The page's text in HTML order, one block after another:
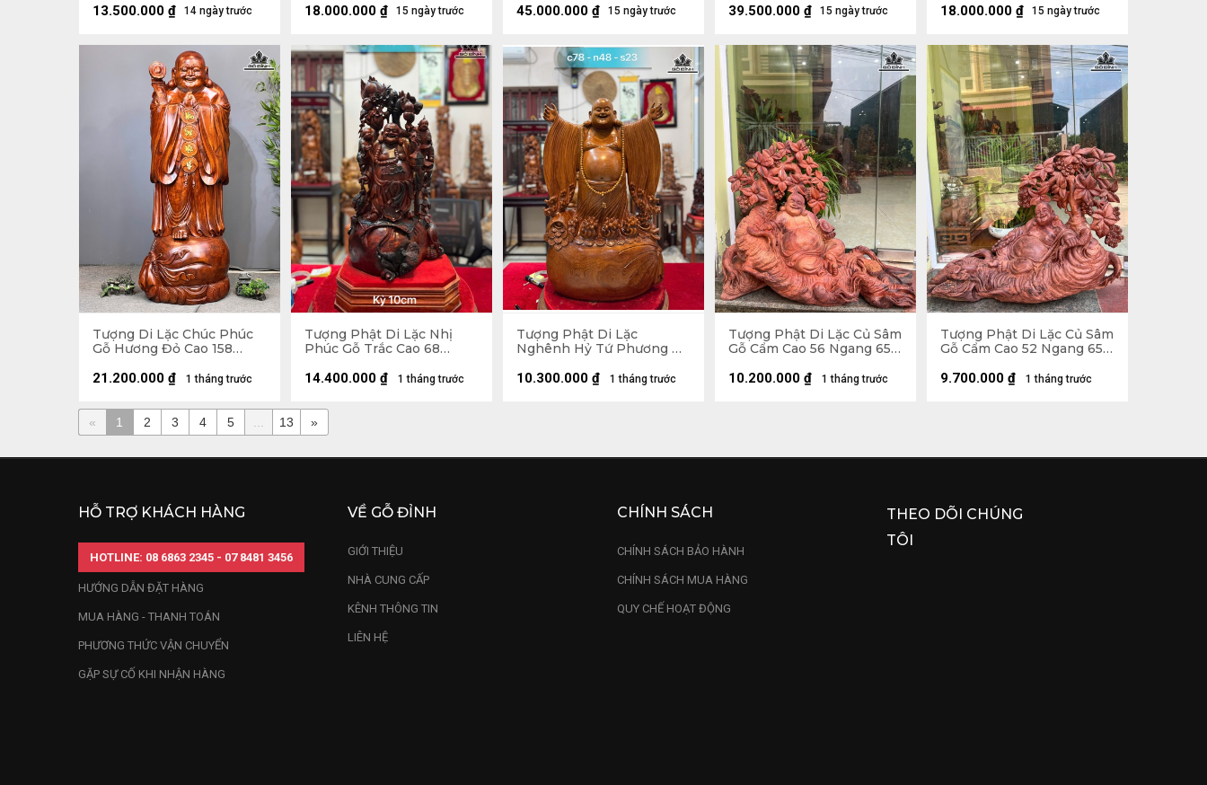
14 ngày trước
13.500.000 ₫ 15 ngày trước
18.000.000 ₫ 15 ngày trước
45.000.000 ₫ 15 ngày trước
39.500.000 ₫
50 Sâu 22 (cm)15 ngày trước
18.000.000 ₫
Tượng Di Lặc Chúc Phúc
Gỗ Hương Đỏ Cao 158
1 tháng trước
21.200.000 ₫
Tượng Phật Di Lặc Nhị
Phúc Gỗ Trắc Cao 68
1 tháng trước
14.400.000 ₫
Tượng Phật Di Lặc
Nghênh Hỷ Tứ Phương Gỗ
Sâu 23 (cm)
1 tháng trước
10.300.000 ₫
Tượng Phật Di Lặc Củ Sâm
Gỗ Cẩm Cao 56 Ngang 65
1 tháng trước
10.200.000 ₫
Tượng Phật Di Lặc Củ Sâm
Gỗ Cẩm Cao 52 Ngang 65
1 tháng trước
9.700.000 ₫
« 1 2 3 4 5 13 »
HỖ TRỢ KHÁCH HÀNG
HOTLINE: 08 6863 2345 - 07 8481 3456
HƯỚNG DẪN ĐẶT HÀNG
MUA HÀNG - THANH TOÁN
PHƯƠNG THỨC VẬN CHUYỂN
GẶP SỰ CỐ KHI NHẬN HÀNG
VỀ GỖ ĐỈNH
GIỚI THIỆU
NHÀ CUNG CẤP
KÊNH THÔNG TIN
LIÊN HỆ
CHÍNH SÁCH
CHÍNH SÁCH BẢO HÀNH
CHÍNH SÁCH MUA HÀNG
QUY CHẾ HOẠT ĐỘNG
THEO DÕI CHÚNG
TÔI